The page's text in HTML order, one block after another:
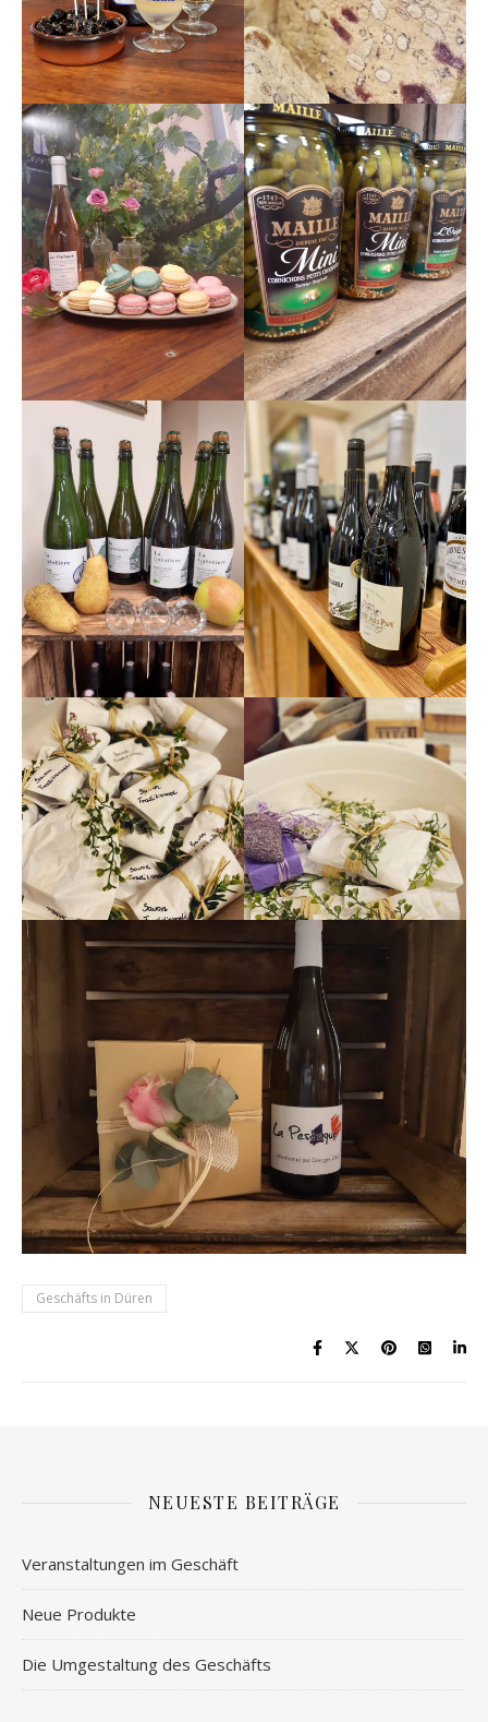
Geschäfts in Düren
NEUESTE BEITRÄGE
Veranstaltungen im Geschäft
Neue Produkte
Die Umgestaltung des Geschäfts